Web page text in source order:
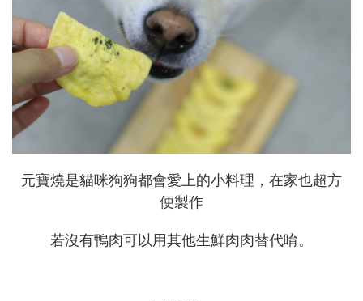
元寶燒是貓咪狗狗都會愛上的小料理，在家也超方
便製作
若沒有鴨肉可以用其他生鮮肉肉替代唷。